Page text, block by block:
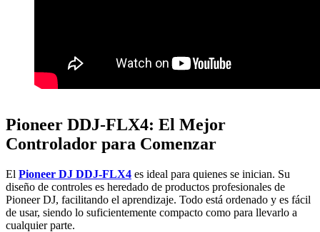
Pioneer DDJ-FLX4: El Mejor
Controlador para Comenzar
El Pioneer DJ DDJ-FLX4 es ideal para quienes se inician. Su
diseño de controles es heredado de productos profesionales de
Pioneer DJ, facilitando el aprendizaje. Todo está ordenado y es fácil
de usar, siendo lo suficientemente compacto como para llevarlo a
cualquier parte.